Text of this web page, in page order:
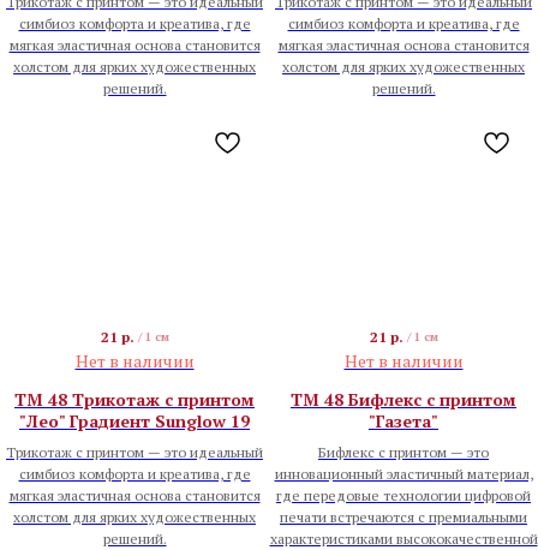
симбиоз комфорта и креатива, где
мягкая эластичная основа становится
холстом для ярких художественных
решений.
симбиоз комфорта и креатива, где
мягкая эластичная основа становится
холстом для ярких художественных
решений.
21 р. / 1 см
Нет в наличии
TM 48 Трикотаж с принтом
"Лео" Градиент Sunglow 19
Трикотаж с принтом — это идеальный
симбиоз комфорта и креатива, где
мягкая эластичная основа становится
холстом для ярких художественных
решений.
21 р. / 1 см
Нет в наличии
TM 48 Бифлекс с принтом
"Газета"
Бифлекс с принтом — это
инновационный эластичный материал,
где передовые технологии цифровой
печати встречаются с премиальными
характеристиками высококачественной